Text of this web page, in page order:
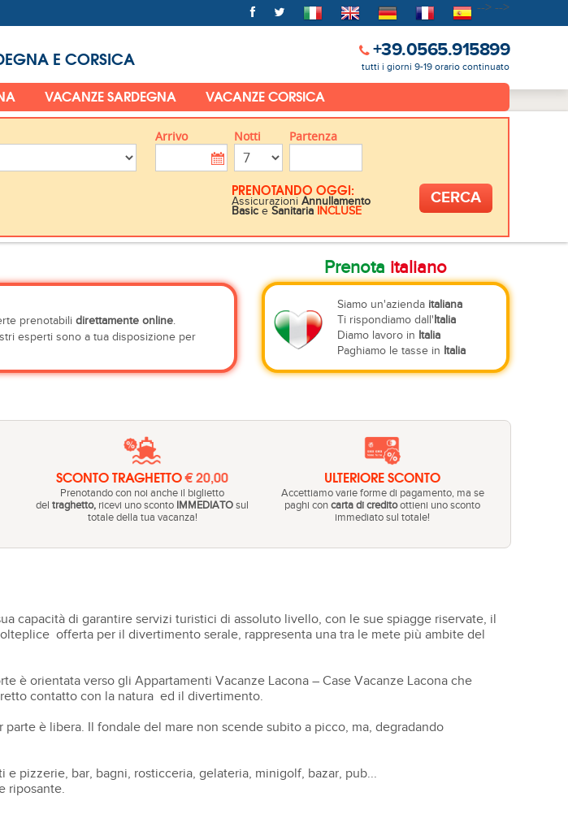
--> -->
E CORSICA +39.0565.915899
tutti i giorni 9-19 orario continuato
VACANZE SARDEGNA VACANZE CORSICA
Arrivo Notti Partenza
PRENOTANDO OGGI:
AssicurazioniAnnullamento
Basic eSanitaria INCLUSE
prenotabilidirettamente online.
esperti sono a tua disposizione per
Prenota italiano
Siamo un'azienda italiana
Ti rispondiamo dall'Italia
Diamo lavoro in Italia
Paghiamo le tasse in Italia
SCONTO TRAGHETTO€ 20,00
Prenotando con noi anche il biglietto
deltraghetto, ricevi uno sconto IMMEDIATOsul
totale della tua vacanza!
ULTERIORE SCONTO
Accettiamo varie forme di pagamento, ma se
paghi con carta di creditoottieni uno sconto
immediato sul totale!
capacità di garantire servizi turistici di assoluto livello, con le sue spiagge riservate, il
offerta per il divertimento serale, rappresenta una tra le mete più ambite del
è orientata verso gli Appartamenti Vacanze Lacona – Case Vacanze Lacona che
contatto con la natura ed il divertimento.
è libera. Il fondale del mare non scende subito a picco, ma, degradando
pizzerie, bar, bagni, rosticceria, gelateria, minigolf, bazar, pub...
riposante.